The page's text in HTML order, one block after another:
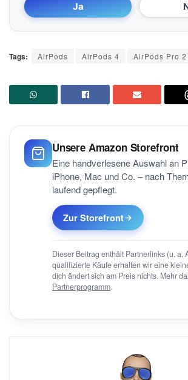
Ja
Tags: AirPods AirPods 4 AirPods Pro 2
Unsere Amazon Storefront
Eine handverlesene Auswahl an
iPhone, Mac und Co. – nach
laufend gepflegt.
Zur Storefront
Dieser Beitrag enthält Partnerlinks (u. a.
qualifizierte Käufe erhalten wir eine
dich ändert sich am Preis nichts. Mehr
Partnerprogramm.